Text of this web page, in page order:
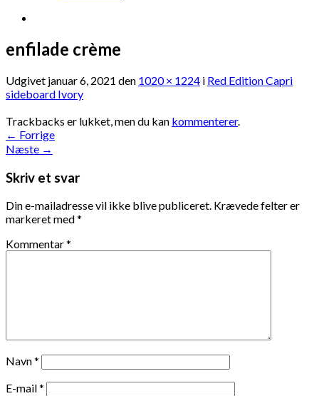
enfilade crème
Udgivet januar 6, 2021 den 1020 × 1224 i Red Edition Capri
sideboard Ivory
Trackbacks er lukket, men du kan kommenterer.
← Forrige
Næste →
Skriv et svar
Din e-mailadresse vil ikke blive publiceret. Krævede felter er
markeret med*
Kommentar*
Navn*
E-mail*